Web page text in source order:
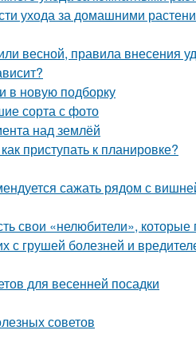
ухода за домашними
весной, правила внесения
в новую подборку
сорта с фото
над землёй
приступать к планировке?
сажать рядом с
свои «нелюбители», которые
с грушей болезней и
для весенней посадки
советов